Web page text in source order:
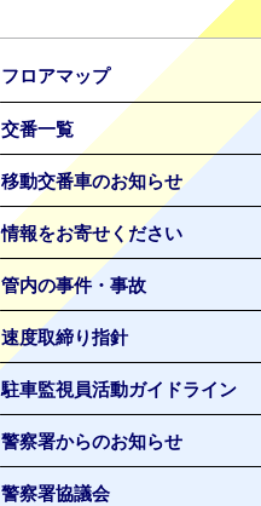
フロアマップ
交番一覧
移動交番車のお知らせ
情報をお寄せください
管内の事件・事故
速度取締り指針
駐車監視員活動ガイドライン
警察署からのお知らせ
警察署協議会